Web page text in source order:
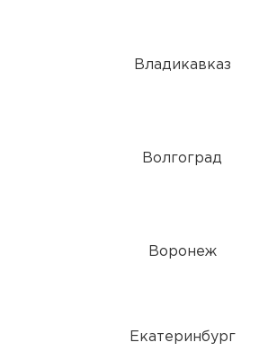
Владикавказ
Волгоград
Воронеж
Екатеринбург